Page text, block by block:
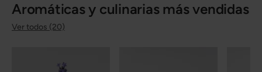
Aromáticas y culinarias más vendidas
Ver todos (20)